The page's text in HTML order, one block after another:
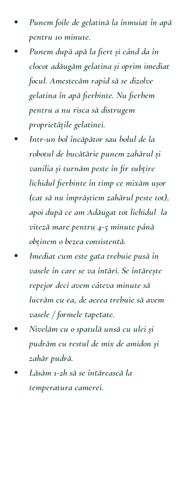
Punem foile de gelatină la înmuiat în apă
pentru 10 minute.
Punem după apă la fiert și când da în
clocot adăugăm gelatina și oprim imediat
focul. Amestecăm rapid să se dizolve
gelatina în apă fierbinte. Nu fierbem
pentru a nu risca să distrugem
proprietățile gelatinei.
Intr-un bol încăpător sau bolul de la
robotul de bucătărie punem zahărul și
vanilia și turnăm peste în fir subțire
lichidul fierbinte în timp ce mixăm ușor
(cat să nu împrăștiem zahărul peste tot),
apoi după ce am Adăugat tot lichidul  la
viteză mare pentru 4-5 minute până
obținem o bezea consistentă.
Imediat cum este gata trebuie pusă în
vasele în care se va întări. Se întărește
repejor deci avem câteva minute să
lucrăm cu ea, de aceea trebuie să avem
vasele / formele tapetate.
Nivelăm cu o spatulă unsă cu ulei și
pudrăm cu restul de mix de amidon și
zahăr pudră.
Lăsăm 1-2h să se întărească la
temperatura camerei.